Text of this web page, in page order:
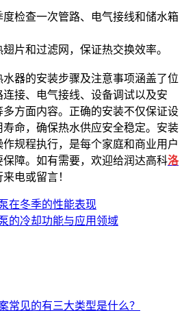
检查一次管路、电气接线和储水箱
。
和过滤网，保证热交换效率。
的安装步骤及注意事项涵盖了位
接、电气接线、设备调试以及安
方面内容。正确的安装不仅保证设
命，确保热水供应安全稳定。安装
规程执行，是每个家庭和商业用户
障。如有需要，欢迎给润达高科洛
电或留言！
在冬季的性能表现
的冷却功能与应用领域
常见的有三大类型是什么？